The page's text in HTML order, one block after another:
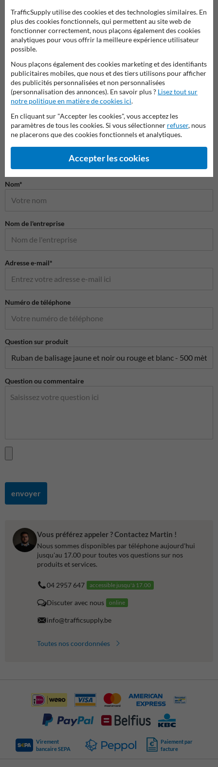
Potelets et poteaux de
guidage
Protections d'angle et
supports de protection
Produits de sécurité
Poser votre question à Panneausecurite.be
Nom*
Nom de l'entreprise
Adresse e-mail*
Numéro de téléphone
Question sur produit
Question ou commentaire
envoyer
Vous préférez appeler ? Contactez Martin !
Nous sommes disponibles par téléphone aujourd'hui
jusqu'au 17.00 pour toutes vos questions sur nos
produits et services.
04 2957 647 accessible jusqu'à 17.00
Discuter avec nous online
info@trafficsupply.be
Toutes nos coordonnées
Virement
bancaire SEPA
Paiement par
facture
TrafficSupply utilise des cookies et des technologies similaires. En
plus des cookies fonctionnels, qui permettent au site web de
fonctionner correctement, nous plaçons également des cookies
analytiques pour vous offrir la meilleure expérience utilisateur
possible.
Nous plaçons également des cookies marketing et des identifiants
publicitaires mobiles, que nous et des tiers utilisons pour afficher
des publicités personnalisées et non personnalisées
(personnalisation des annonces). En savoir plus ? Lisez tout sur
notre politique en matière de cookies ici.
En cliquant sur "Accepter les cookies", vous acceptez les
paramètres de tous les cookies. Si vous sélectionner refuser, nous
ne placerons que des cookies fonctionnels et analytiques.
Accepter les cookies